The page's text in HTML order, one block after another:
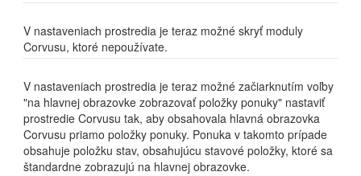
V nastaveniach prostredia je teraz možné skryť moduly
Corvusu, ktoré nepoužívate.
V nastaveniach prostredia je teraz možné začiarknutím voľby
"na hlavnej obrazovke zobrazovať položky ponuky" nastaviť
prostredie Corvusu tak, aby obsahovala hlavná obrazovka
Corvusu priamo položky ponuky. Ponuka v takomto prípade
obsahuje položku stav, obsahujúcu stavové položky, ktoré sa
štandardne zobrazujú na hlavnej obrazovke.